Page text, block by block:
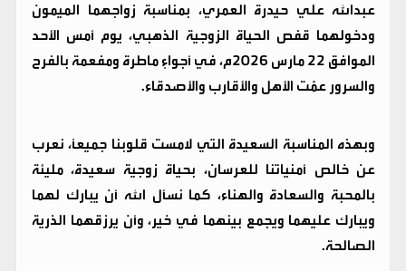
عبدالله علي حيدرة العمري، بمناسبة زواجهما الميمون
ودخولهما قفص الحياة الزوجية الذهبي، يوم أمس الأحد
الموافق 22 مارس 2026م، في أجواءٍ ماطرة ومفعمة بالفرح
والسرور عمّت الأهل والأقارب والأصدقاء.
وبهذه المناسبة السعيدة التي لامست قلوبنا جميعًا، نعرب
عن خالص أمنياتنا للعرسان، بحياة زوجية سعيدة، مليئة
بالمحبة والسعادة والهناء، كما نسأل الله أن يبارك لهما
ويبارك عليهما ويجمع بينهما في خير، وأن يرزقهما الذرية
الصالحة.